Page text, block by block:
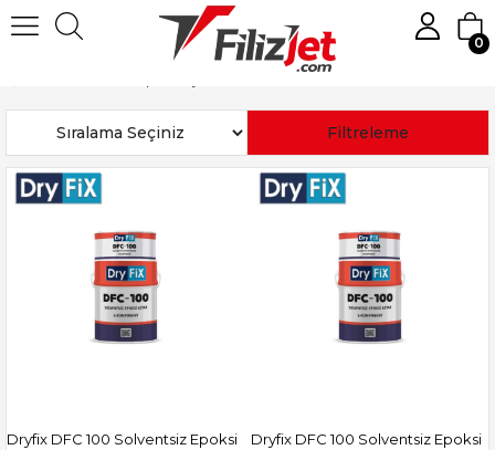
0
Filtreleme
Sıralama
Dryfix DFC 100 Solventsiz Epoksi
Dryfix DFC 100 Solventsiz Epoksi